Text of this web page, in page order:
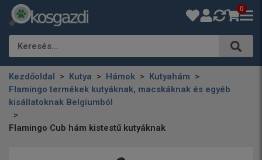
0
Keresés…
Kezdőoldal Kutya Hámok
Kutyahám
Flamingo termékek kutyáknak, macskáknak és egyéb
kisállatoknak Belgiumból
Flamingo Cub hám kistestű kutyáknak